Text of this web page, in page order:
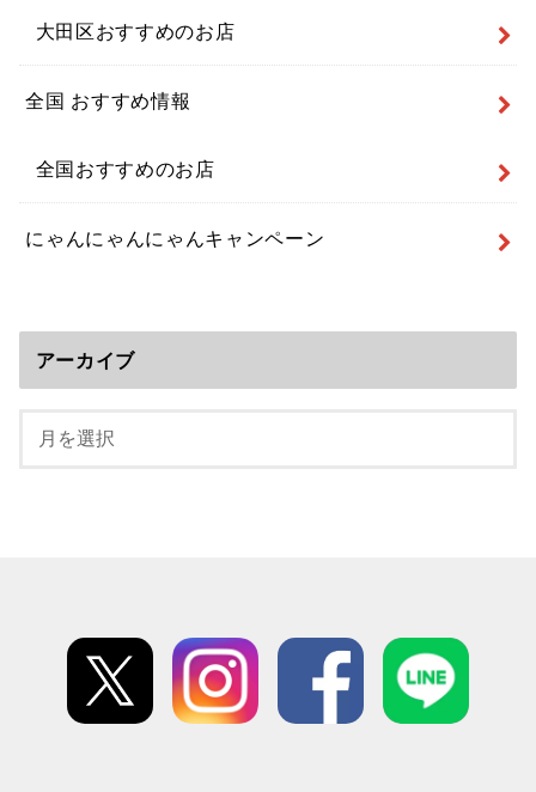
大田区おすすめのお店
全国 おすすめ情報
全国おすすめのお店
にゃんにゃんにゃんキャンペーン
アーカイブ